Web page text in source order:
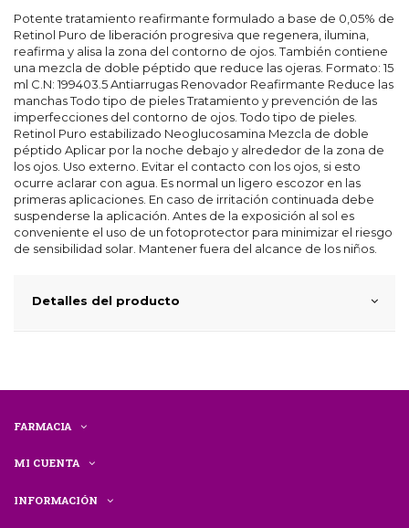
Potente tratamiento reafirmante formulado a base de 0,05% de
Retinol Puro de liberación progresiva que regenera, ilumina,
reafirma y alisa la zona del contorno de ojos. También contiene
una mezcla de doble péptido que reduce las ojeras. Formato: 15
ml C.N: 199403.5 Antiarrugas Renovador Reafirmante Reduce las
manchas Todo tipo de pieles Tratamiento y prevención de las
imperfecciones del contorno de ojos. Todo tipo de pieles.
Retinol Puro estabilizado Neoglucosamina Mezcla de doble
péptido Aplicar por la noche debajo y alrededor de la zona de
los ojos. Uso externo. Evitar el contacto con los ojos, si esto
ocurre aclarar con agua. Es normal un ligero escozor en las
primeras aplicaciones. En caso de irritación continuada debe
suspenderse la aplicación. Antes de la exposición al sol es
conveniente el uso de un fotoprotector para minimizar el riesgo
de sensibilidad solar. Mantener fuera del alcance de los niños.
Detalles del producto
FARMACIA
MI CUENTA
INFORMACIÓN